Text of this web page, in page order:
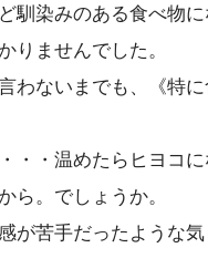
馴染みのある食べ物
りませんでした。
わないまでも、《特
・・温めたらヒヨコ
ら。でしょうか。
が苦手だったような気